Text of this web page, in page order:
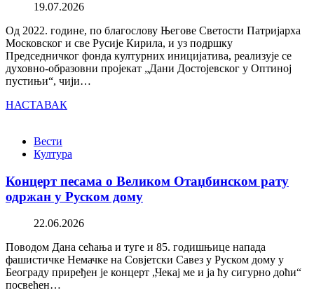
19.07.2026
Од 2022. године, по благослову Његове Светости Патријарха
Московског и све Русије Кирила, и уз подршку
Председничког фонда културних иницијатива, реализује се
духовно-образовни пројекат „Дани Достојевског у Оптиној
пустињи“, чији…
НАСТАВАК
Вести
Култура
Концерт песама о Великом Отаџбинском рату
одржан у Руском дому
22.06.2026
Поводом Дана сећања и туге и 85. годишњице напада
фашистичке Немачке на Совјетски Савез у Руском дому у
Београду приређен је концерт „Чекај ме и ја ћу сигурно доћи“
посвећен…